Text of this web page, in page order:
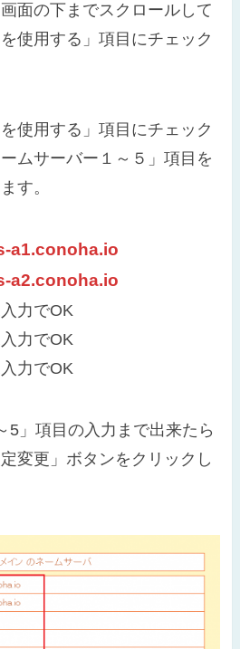
面の下までスクロールして
使用する」項目にチェック
使用する」項目にチェック
ムサーバー１～５」項目を
す。
a1.conoha.io
a2.conoha.io
力でOK
力でOK
力でOK
5」項目の入力まで出来たら
変更」ボタンをクリックし